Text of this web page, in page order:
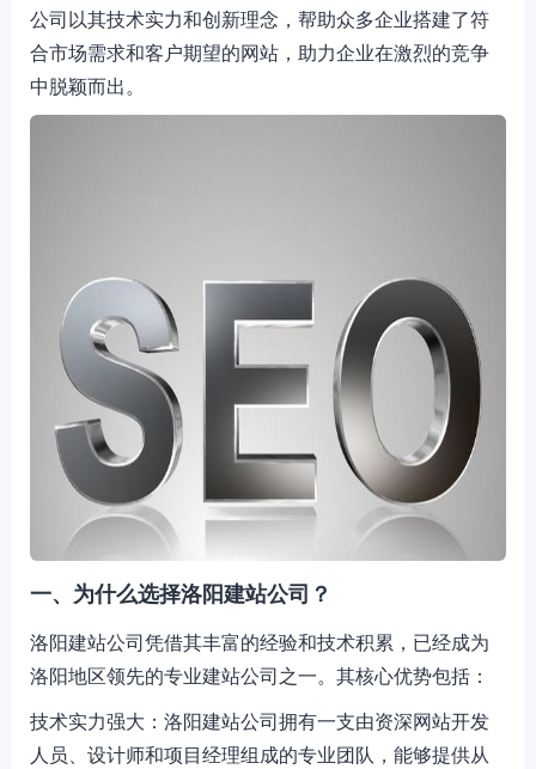
公司以其技术实力和创新理念，帮助众多企业搭建了符
合市场需求和客户期望的网站，助力企业在激烈的竞争
中脱颖而出。
一、为什么选择洛阳建站公司？
洛阳建站公司凭借其丰富的经验和技术积累，已经成为
洛阳地区领先的专业建站公司之一。其核心优势包括：
技术实力强大：洛阳建站公司拥有一支由资深网站开发
人员、设计师和项目经理组成的专业团队，能够提供从